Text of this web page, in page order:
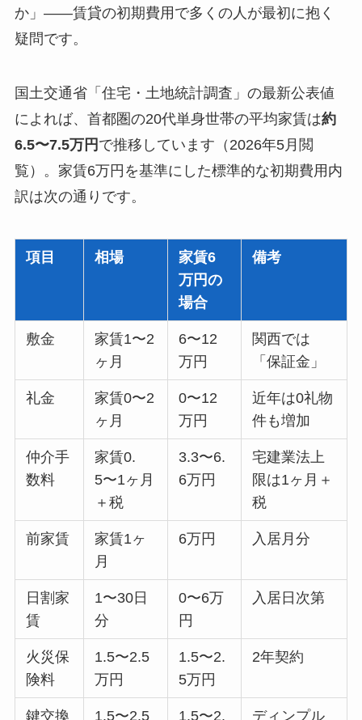
か」——賃貸の初期費用で多くの人が最初に抱く
疑問です。
国土交通省「住宅・土地統計調査」の最新公表値
によれば、首都圏の20代単身世帯の平均家賃は約
6.5〜7.5万円 で推移しています（2026年5月閲
覧）。家賃6万円を基準にした標準的な初期費用内
訳は次の通りです。
項目 相場
家賃6
万円の
場合
備考
敷金
家賃1〜2
ヶ月
6〜12
万円
関西では
「保証金」
礼金
家賃0〜2
ヶ月
0〜12
万円
近年は0礼物
件も増加
仲介手
数料
家賃0.
5〜1ヶ月
＋税
3.3〜6.
6万円
宅建業法上
限は1ヶ月＋
税
前家賃
家賃1ヶ
月
6万円 入居月分
日割家
賃
1〜30日
分
0〜6万
円
入居日次第
火災保
険料
1.5〜2.5
万円
1.5〜2.
5万円
2年契約
鍵交換
1.5〜2.5
1.5〜2.
ディンプル